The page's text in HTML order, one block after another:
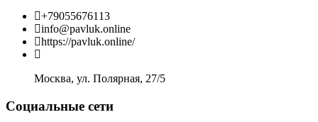
+79055676113
info@pavluk.online
https://pavluk.online/
Москва, ул. Полярная, 27/5
Социальные сети